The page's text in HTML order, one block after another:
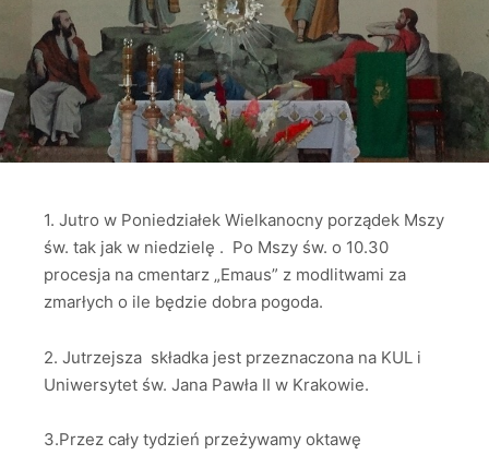
1. Jutro w Poniedziałek Wielkanocny porządek Mszy
św. tak jak w niedzielę . Po Mszy św. o 10.30
procesja na cmentarz „Emaus” z modlitwami za
zmarłych o ile będzie dobra pogoda.
2. Jutrzejsza składka jest przeznaczona na KUL i
Uniwersytet św. Jana Pawła II w Krakowie.
3.Przez cały tydzień przeżywamy oktawę